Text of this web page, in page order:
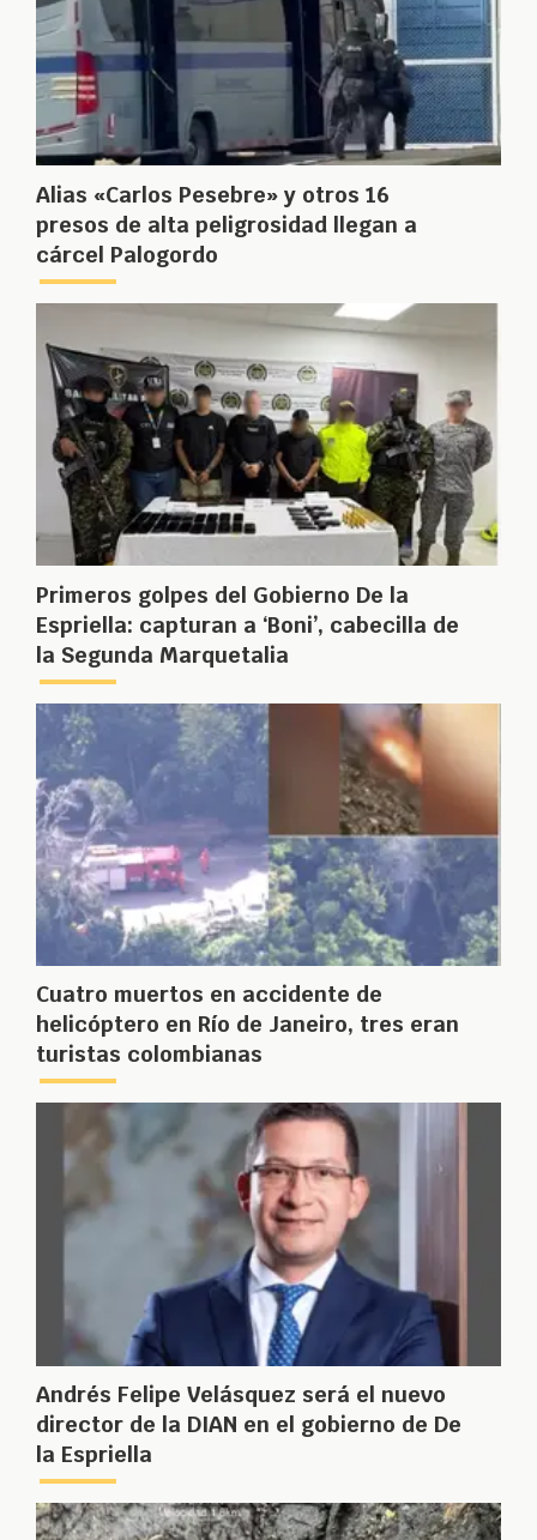
Alias «Carlos Pesebre» y otros 16
presos de alta peligrosidad llegan a
cárcel Palogordo
Primeros golpes del Gobierno De la
Espriella: capturan a ‘Boni’, cabecilla de
la Segunda Marquetalia
Cuatro muertos en accidente de
helicóptero en Río de Janeiro, tres eran
turistas colombianas
Andrés Felipe Velásquez será el nuevo
director de la DIAN en el gobierno de De
la Espriella